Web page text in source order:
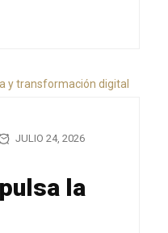
JULIO 24, 2026
la